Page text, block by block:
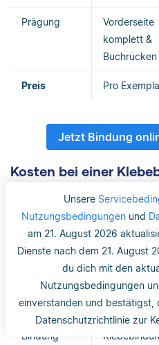
Unsere
Nutzungsbedingungen und
am 21. August 2026
Dienste nach dem 21. August
du dich mit den
Nutzungsbedingungen
einverstanden und bestätigst,
Datenschutzrichtlinie zur
Prägung
Vorderseite
komplett &
Buchrücken
Preis Pro
Jetzt Bindung
Kosten bei einer
Bindeaspekt
Druckseiten-
Preis Farbe/
Papier 100 g/m2
Bindung